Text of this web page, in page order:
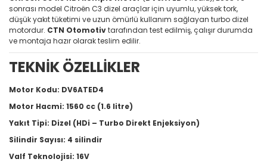
sonrası model Citroën C3 dizel araçlar için uyumlu, yüksek tork,
düşük yakıt tüketimi ve uzun ömürlü kullanım sağlayan turbo dizel
motordur. CTN Otomotivtarafından test edilmiş, çalışır durumda
ve montaja hazır olarak teslim edilir.
TEKNİK ÖZELLİKLER
Motor Kodu: DV6ATED4
Motor Hacmi: 1560 cc (1.6 litre)
Yakıt Tipi: Dizel (HDi – Turbo Direkt Enjeksiyon)
Silindir Sayısı: 4 silindir
Valf Teknolojisi: 16V